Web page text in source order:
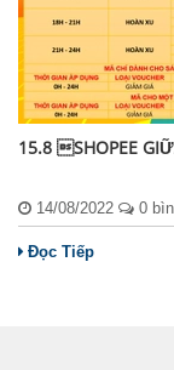
15.8 SHOPEE
14/08/2022 0
Đọc Tiếp